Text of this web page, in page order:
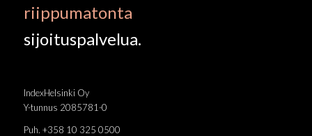
riippumatonta
sijoituspalvelua.
IndexHelsinki Oy
Y-tunnus 2085781-0
Puh. +358 10 325 0500